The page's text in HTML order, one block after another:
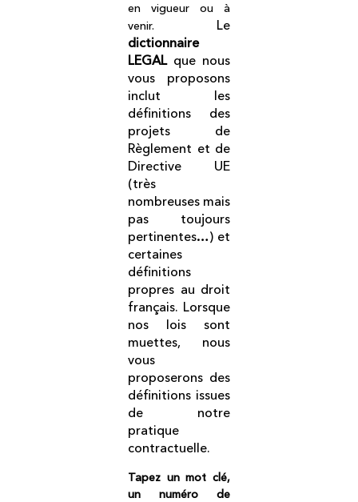
en vigueur ou à
venir. Le
dictionnaire
LEGAL que nous
vous proposons
inclut les
définitions des
projets de
Règlement et de
Directive UE
(très
nombreuses mais
pas toujours
pertinentes…) et
certaines
définitions
propres au droit
français. Lorsque
nos lois sont
muettes, nous
vous
proposerons des
définitions issues
de notre
pratique
contractuelle.
Tapez un mot clé,
un numéro de